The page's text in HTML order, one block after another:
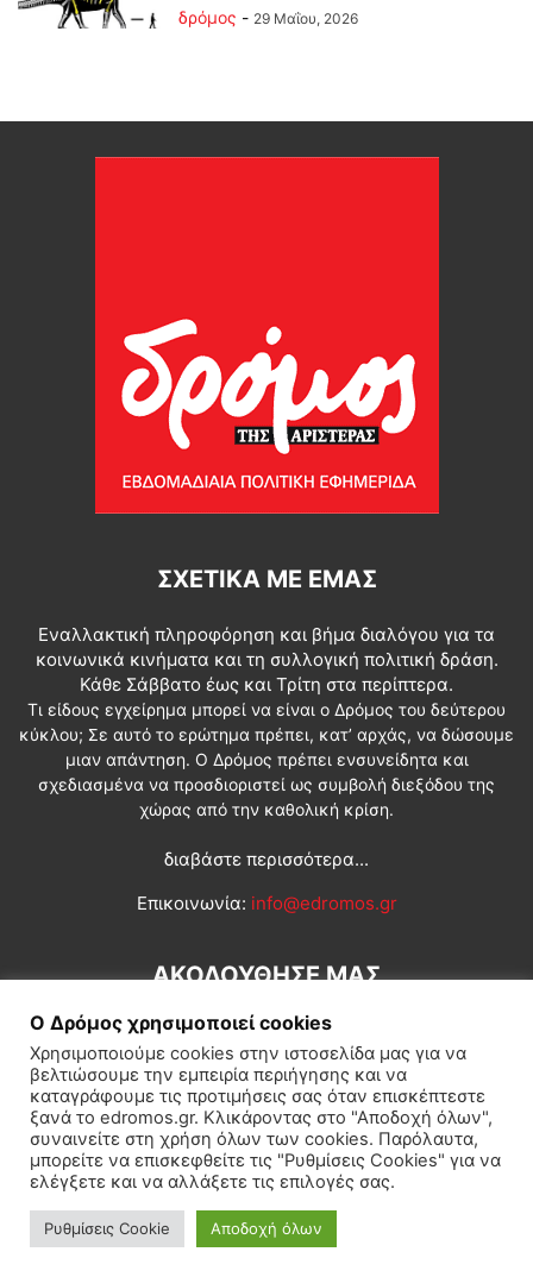
δρόμος - 29 Μαΐου, 2026
ΣΧΕΤΙΚΆ ΜΕ ΕΜΆΣ
Εναλλακτική πληροφόρηση και βήμα διαλόγου για τα
κοινωνικά κινήματα και τη συλλογική πολιτική δράση.
Κάθε Σάββατο έως και Τρίτη στα περίπτερα.
Τι είδους εγχείρημα μπορεί να είναι ο Δρόμος του δεύτερου
κύκλου; Σε αυτό το ερώτημα πρέπει, κατ’ αρχάς, να δώσουμε
μιαν απάντηση. Ο Δρόμος πρέπει ενσυνείδητα και
σχεδιασμένα να προσδιοριστεί ως συμβολή διεξόδου της
χώρας από την καθολική κρίση.
διαβάστε περισσότερα...
Επικοινωνία: info@edromos.gr
ΑΚΟΛΟΥΘΗΣΕ ΜΑΣ
Εγγραφή συνδρομητή Πολιτική Διεθνή Κοινωνία
Πολιτισμός Αφιερώματα
© Δρόμος της Αριστεράς
Ο Δρόμος χρησιμοποιεί cookies
Χρησιμοποιούμε cookies στην ιστοσελίδα μας για να
βελτιώσουμε την εμπειρία περιήγησης και να
καταγράφουμε τις προτιμήσεις σας όταν επισκέπτεστε
ξανά το edromos.gr. Κλικάροντας στο "Αποδοχή όλων",
συναινείτε στη χρήση όλων των cookies. Παρόλαυτα,
μπορείτε να επισκεφθείτε τις "Ρυθμίσεις Cookies" για να
ελέγξετε και να αλλάξετε τις επιλογές σας.
Ρυθμίσεις Cookie Αποδοχή όλων